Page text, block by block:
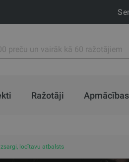
Ražotāji Apmācības
locītavu atbalsts